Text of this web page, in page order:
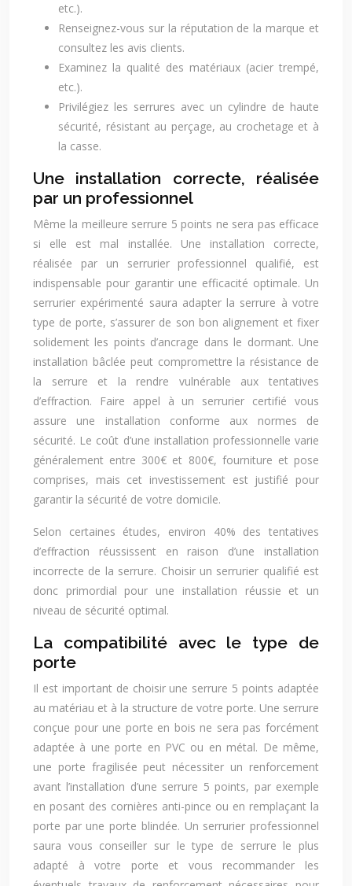
etc.).
Renseignez-vous sur la réputation de la marque et
consultez les avis clients.
Examinez la qualité des matériaux (acier trempé,
etc.).
Privilégiez les serrures avec un cylindre de haute
sécurité, résistant au perçage, au crochetage et à
la casse.
Une installation correcte, réalisée
par un professionnel
Même la meilleure serrure 5 points ne sera pas efficace
si elle est mal installée. Une installation correcte,
réalisée par un serrurier professionnel qualifié, est
indispensable pour garantir une efficacité optimale. Un
serrurier expérimenté saura adapter la serrure à votre
type de porte, s’assurer de son bon alignement et fixer
solidement les points d’ancrage dans le dormant. Une
installation bâclée peut compromettre la résistance de
la serrure et la rendre vulnérable aux tentatives
d’effraction. Faire appel à un serrurier certifié vous
assure une installation conforme aux normes de
sécurité. Le coût d’une installation professionnelle varie
généralement entre 300€ et 800€, fourniture et pose
comprises, mais cet investissement est justifié pour
garantir la sécurité de votre domicile.
Selon certaines études, environ 40% des tentatives
d’effraction réussissent en raison d’une installation
incorrecte de la serrure. Choisir un serrurier qualifié est
donc primordial pour une installation réussie et un
niveau de sécurité optimal.
La compatibilité avec le type de
porte
Il est important de choisir une serrure 5 points adaptée
au matériau et à la structure de votre porte. Une serrure
conçue pour une porte en bois ne sera pas forcément
adaptée à une porte en PVC ou en métal. De même,
une porte fragilisée peut nécessiter un renforcement
avant l’installation d’une serrure 5 points, par exemple
en posant des cornières anti-pince ou en remplaçant la
porte par une porte blindée. Un serrurier professionnel
saura vous conseiller sur le type de serrure le plus
adapté à votre porte et vous recommander les